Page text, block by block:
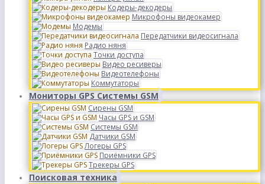
Кодеры-декодеры
Микрофоны видеокамер
Модемы
Передатчики видеосигнала
Радио няня
Точки доступа
Видео ресиверы
Видеотелефоны
Коммутаторы
Мониторы GPS Системы GSM
Сирены GSM
Часы GPS и GSM
Системы GSM
Датчики GSM
Логеры GPS
Приёмники GPS
Трекеры GPS
Поисковая техника